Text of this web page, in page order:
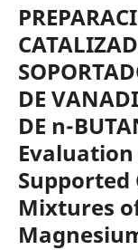
DE
DE n-
Supported
Mixtures